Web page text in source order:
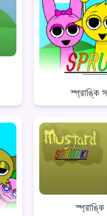
স্প্রাঙ্কি
স্প্রাঙ্কি